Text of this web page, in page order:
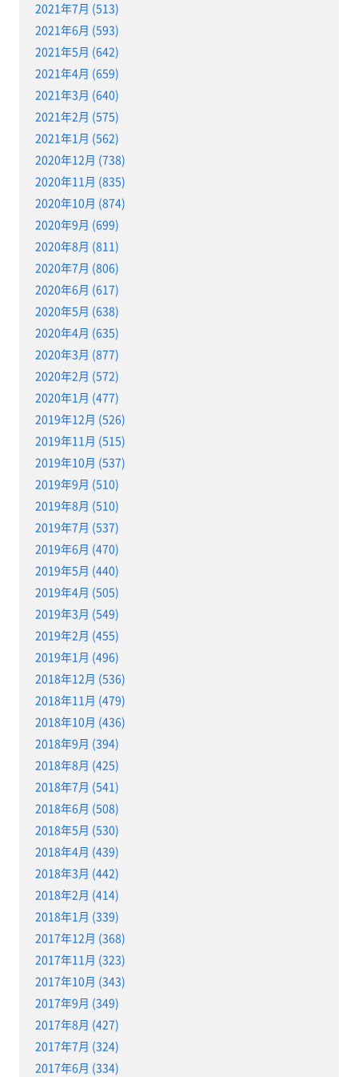
2021年7月 (513)
2021年6月 (593)
2021年5月 (642)
2021年4月 (659)
2021年3月 (640)
2021年2月 (575)
2021年1月 (562)
2020年12月 (738)
2020年11月 (835)
2020年10月 (874)
2020年9月 (699)
2020年8月 (811)
2020年7月 (806)
2020年6月 (617)
2020年5月 (638)
2020年4月 (635)
2020年3月 (877)
2020年2月 (572)
2020年1月 (477)
2019年12月 (526)
2019年11月 (515)
2019年10月 (537)
2019年9月 (510)
2019年8月 (510)
2019年7月 (537)
2019年6月 (470)
2019年5月 (440)
2019年4月 (505)
2019年3月 (549)
2019年2月 (455)
2019年1月 (496)
2018年12月 (536)
2018年11月 (479)
2018年10月 (436)
2018年9月 (394)
2018年8月 (425)
2018年7月 (541)
2018年6月 (508)
2018年5月 (530)
2018年4月 (439)
2018年3月 (442)
2018年2月 (414)
2018年1月 (339)
2017年12月 (368)
2017年11月 (323)
2017年10月 (343)
2017年9月 (349)
2017年8月 (427)
2017年7月 (324)
2017年6月 (334)